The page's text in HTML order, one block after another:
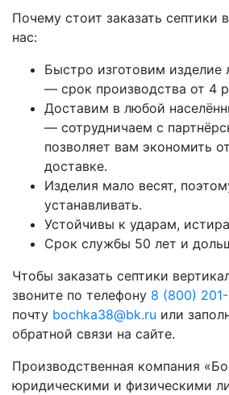
Почему стоит заказать септики
нас:
Быстро изготовим
— срок производства от 4
Доставим в любой
— сотрудничаем с
позволяет вам экономить
доставке.
Изделия мало весят,
устанавливать.
Устойчивы к ударам,
Срок службы 50 лет и
Чтобы заказать септики
звоните по телефону 8 (800)
почту bochka38@bk.ru или
обратной связи на сайте.
Производственная компания
юридическими и физическими